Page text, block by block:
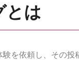
とは
を依頼し、その投